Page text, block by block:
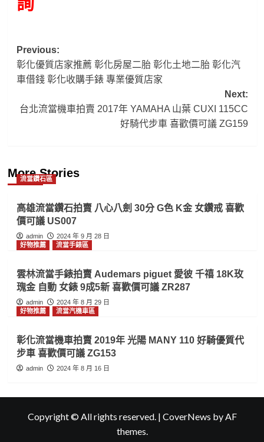
Post
navigation
Previous:
彰化優質店家推薦 彰化房屋二胎 彰化土地二胎 彰化汽
車借錢 彰化收購手錶 專業優質店家
Next:
台北流當機車拍賣 2017年 YAMAHA 山葉 CUXI 115CC
好騎代步車 喜歡價可議 ZG159
More Stories
流當鑽石區
高雄流當鑽石拍賣 八心八劍 30分 G色 K金 女鑽戒 喜歡
價可議 US007
admin
2024 年 9 月 28 日
好物推薦
流當手錶區
雲林流當手錶拍賣 Audemars piguet 愛彼 千禧 18K玫
瑰金 自動 女錶 9成5新 喜歡價可議 ZR287
admin
2024 年 8 月 29 日
好物推薦
流當汽機車區
彰化流當機車拍賣 2019年 光陽 MANY 110 好騎優質代
步車 喜歡價可議 ZG153
admin 2024 年 8 月 16 日
Copyright © All rights reserved. | CoverNews by AF
themes.